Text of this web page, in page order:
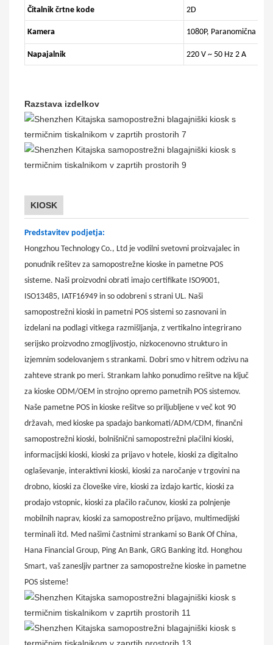
Čitalnik črtne kode 2D
Kamera 1080P, Paranomična
Napajalnik 220 V ~ 50 Hz 2 A
Razstava izdelkov
KIOSK
Predstavitev podjetja:
Hongzhou Technology Co., Ltd je vodilni svetovni proizvajalec in
ponudnik rešitev za samopostrežne kioske in pametne POS
sisteme. Naši proizvodni obrati imajo certifikate ISO9001,
ISO13485, IATF16949 in so odobreni s strani UL. Naši
samopostrežni kioski in pametni POS sistemi so zasnovani in
izdelani na podlagi vitkega razmišljanja, z vertikalno integrirano
serijsko proizvodno zmogljivostjo, nizkocenovno strukturo in
izjemnim sodelovanjem s strankami. Dobri smo v hitrem odzivu na
zahteve strank po meri. Strankam lahko ponudimo rešitve na ključ
za kioske ODM/OEM in strojno opremo pametnih POS sistemov.
Naše pametne POS in kioske rešitve so priljubljene v več kot 90
državah, med kioske pa spadajo bankomati/ADM/CDM, finančni
samopostrežni kioski, bolnišnični samopostrežni plačilni kioski,
informacijski kioski, kioski za prijavo v hotele, kioski za digitalno
oglaševanje, interaktivni kioski, kioski za naročanje v trgovini na
drobno, kioski za človeške vire, kioski za izdajo kartic, kioski za
prodajo vstopnic, kioski za plačilo računov, kioski za polnjenje
mobilnih naprav, kioski za samopostrežno prijavo, multimedijski
terminali itd. Med našimi častnimi strankami so Bank Of China,
Hana Financial Group, Ping An Bank, GRG Banking itd. Honghou
Smart, vaš zanesljiv partner za samopostrežne kioske in pametne
POS sisteme!